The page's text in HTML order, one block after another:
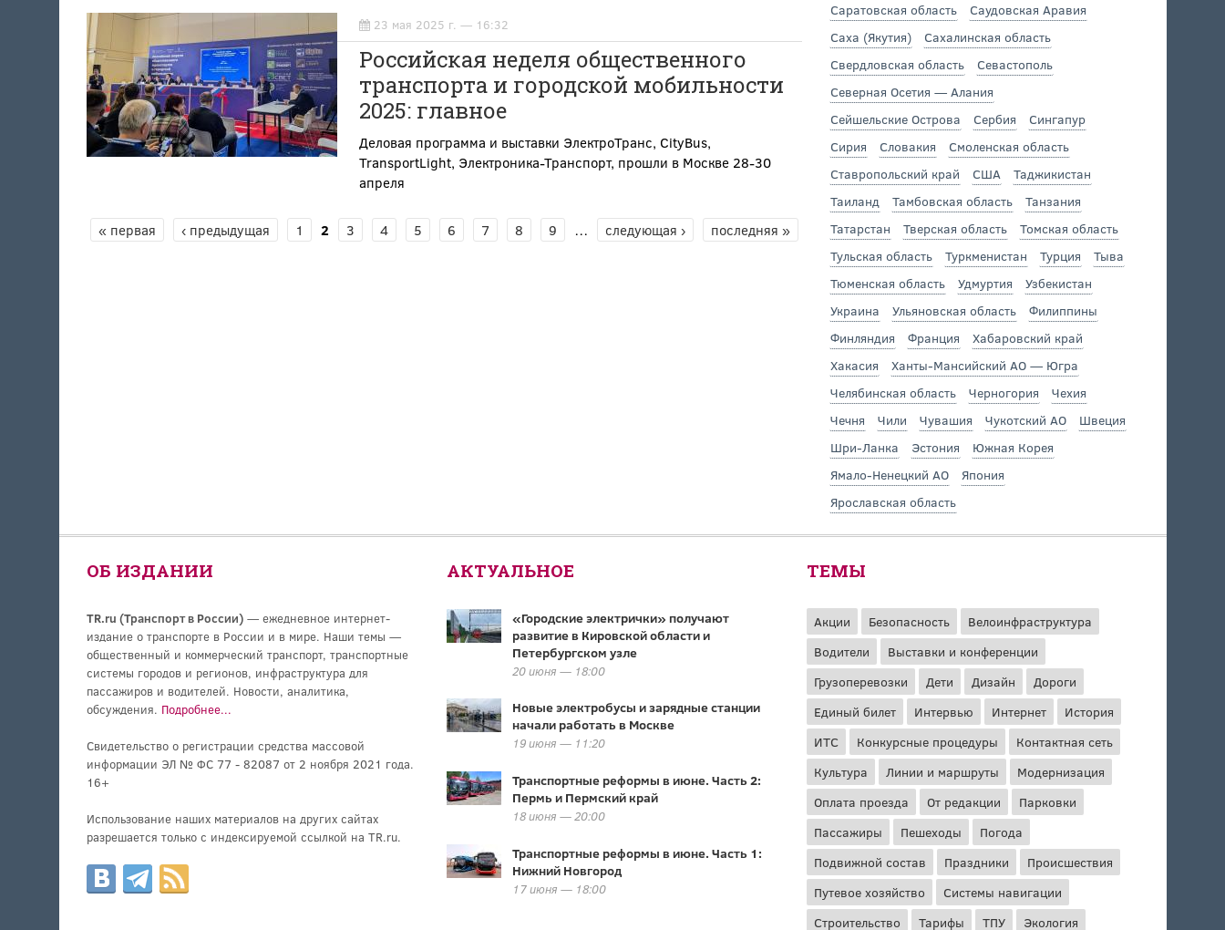
23 мая 2025 г. — 16:32
Российская неделя общественного
транспорта и городской мобильности
2025: главное
Деловая программа и выставки ЭлектроТранс, CityBus,
TransportLight, Электроника-Транспорт, прошли в Москве 28-30
апреля
СТРАНИЦЫ
« первая ‹ предыдущая 1 2 3 4 5 6 7 8 9 … следующая › последняя »
Саратовская область
Саудовская Аравия
Саха (Якутия)
Сахалинская область
Свердловская область
Севастополь
Северная Осетия — Алания
Сейшельские Острова
Сербия
Сингапур
Сирия
Словакия
Смоленская область
Ставропольский край
США
Таджикистан
Таиланд
Тамбовская область
Танзания
Татарстан
Тверская область
Томская область
Тульская область
Туркменистан Турция
Тыва
Тюменская область
Удмуртия
Узбекистан
Украина
Ульяновская область
Филиппины
Финляндия
Франция
Хабаровский край
Хакасия
Ханты-Мансийский АО — Югра
Челябинская область
Черногория
Чехия
Чечня
Чили Чувашия Чукотский АО
Швеция
Шри-Ланка
Эстония
Южная Корея
Ямало-Ненецкий АО
Япония
Ярославская область
ОБ ИЗДАНИИ
TR.ru (Транспорт в России)— ежедневное интернет-
издание о транспорте в России и в мире. Наши темы —
общественный и коммерческий транспорт, транспортные
системы городов и регионов, инфраструктура для
пассажиров и водителей. Новости, аналитика,
обсуждения. Подробнее...
Свидетельство о регистрации средства массовой
информации ЭЛ № ФС 77 - 82087 от 2 ноября 2021 года.
16+
Использование наших материалов на других сайтах
разрешается только с индексируемой ссылкой на TR.ru.
АКТУАЛЬНОЕ
«Городские электрички» получают
развитие в Кировской области и
Петербургском узле
20 июня — 18:00
Новые электробусы и зарядные станции
начали работать в Москве
19 июня — 11:20
Транспортные реформы в июне. Часть 2:
Пермь и Пермский край
18 июня — 20:00
Транспортные реформы в июне. Часть 1:
Нижний Новгород
17 июня — 18:00
ТЕМЫ
Акции Безопасность
Велоинфраструктура
Водители
Выставки и конференции
Грузоперевозки
Дети Дизайн
Дороги
Единый билет
Интервью Интернет
История
ИТС
Конкурсные процедуры
Контактная сеть
Культура
Линии и маршруты
Модернизация
Оплата проезда
От редакции
Парковки
Пассажиры
Пешеходы
Погода
Подвижной состав
Праздники
Происшествия
Путевое хозяйство
Системы навигации
Строительство
Тарифы ТПУ Экология